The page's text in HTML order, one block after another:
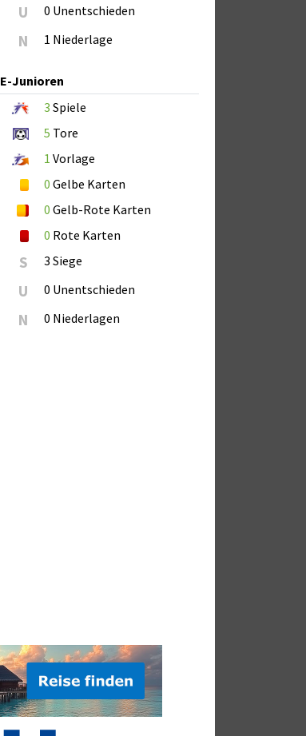
U 0 Unentschieden
N 1 Niederlage
E-Junioren
3 Spiele
5 Tore
1 Vorlage
0 Gelbe Karten
0 Gelb-Rote Karten
0 Rote Karten
S 3 Siege
U 0 Unentschieden
N 0 Niederlagen